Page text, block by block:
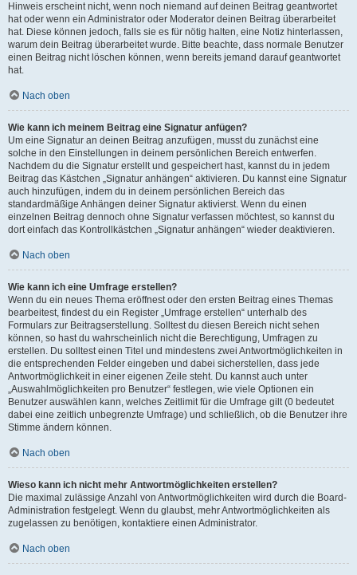
Hinweis erscheint nicht, wenn noch niemand auf deinen Beitrag geantwortet
hat oder wenn ein Administrator oder Moderator deinen Beitrag überarbeitet
hat. Diese können jedoch, falls sie es für nötig halten, eine Notiz hinterlassen,
warum dein Beitrag überarbeitet wurde. Bitte beachte, dass normale Benutzer
einen Beitrag nicht löschen können, wenn bereits jemand darauf geantwortet
hat.
Nach oben
Wie kann ich meinem Beitrag eine Signatur anfügen?
Um eine Signatur an deinen Beitrag anzufügen, musst du zunächst eine
solche in den Einstellungen in deinem persönlichen Bereich entwerfen.
Nachdem du die Signatur erstellt und gespeichert hast, kannst du in jedem
Beitrag das Kästchen „Signatur anhängen“ aktivieren. Du kannst eine Signatur
auch hinzufügen, indem du in deinem persönlichen Bereich das
standardmäßige Anhängen deiner Signatur aktivierst. Wenn du einen
einzelnen Beitrag dennoch ohne Signatur verfassen möchtest, so kannst du
dort einfach das Kontrollkästchen „Signatur anhängen“ wieder deaktivieren.
Nach oben
Wie kann ich eine Umfrage erstellen?
Wenn du ein neues Thema eröffnest oder den ersten Beitrag eines Themas
bearbeitest, findest du ein Register „Umfrage erstellen“ unterhalb des
Formulars zur Beitragserstellung. Solltest du diesen Bereich nicht sehen
können, so hast du wahrscheinlich nicht die Berechtigung, Umfragen zu
erstellen. Du solltest einen Titel und mindestens zwei Antwortmöglichkeiten in
die entsprechenden Felder eingeben und dabei sicherstellen, dass jede
Antwortmöglichkeit in einer eigenen Zeile steht. Du kannst auch unter
„Auswahlmöglichkeiten pro Benutzer“ festlegen, wie viele Optionen ein
Benutzer auswählen kann, welches Zeitlimit für die Umfrage gilt (0 bedeutet
dabei eine zeitlich unbegrenzte Umfrage) und schließlich, ob die Benutzer ihre
Stimme ändern können.
Nach oben
Wieso kann ich nicht mehr Antwortmöglichkeiten erstellen?
Die maximal zulässige Anzahl von Antwortmöglichkeiten wird durch die Board-
Administration festgelegt. Wenn du glaubst, mehr Antwortmöglichkeiten als
zugelassen zu benötigen, kontaktiere einen Administrator.
Nach oben